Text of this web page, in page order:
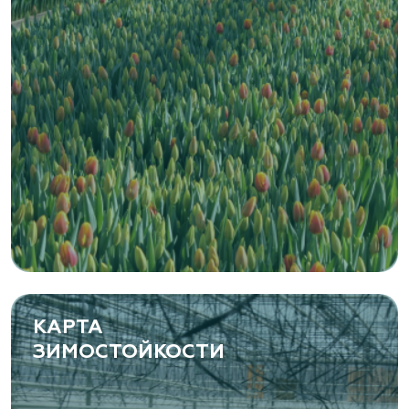
Zaxriddin Flower Plantation, питомник
Ташкентская область, Зангиатинский р-н, ул.
Канимаева, д. 9
«ЁЛЫ-ПАЛЫ», питомник декоративных
растений
Самарская область, с. Подстепки, ул.
Фермерская 14 А
(8482) 650 010
www.yoly-paly.ru
«ВЕНЕВ» питомник растений
Тульская область, Венёвский р-н, село
КАРТА
ЗИМОСТОЙКОСТИ